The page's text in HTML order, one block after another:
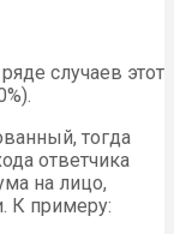
случаев этот
тогда
ответчика
на лицо,
К примеру: